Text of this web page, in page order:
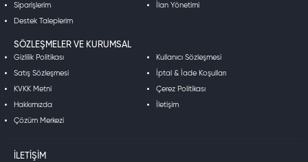
Siparişlerim İlan Yönetimi
Destek Taleplerim
SÖZLEŞMELER VE KURUMSAL
Gizlilik Politikası Kullanıcı Sözleşmesi
Satış Sözleşmesi İptal & İade Koşulları
KVKK Metni Çerez Politikası
Hakkımızda İletişim
Çözüm Merkezi
İLETIŞIM